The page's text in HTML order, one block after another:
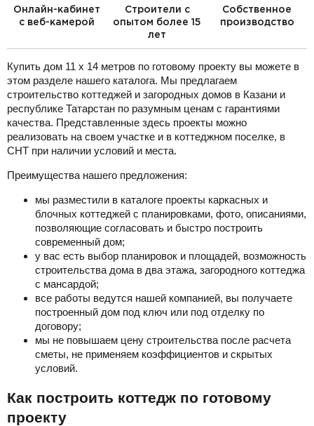
Онлайн-кабинет
с веб-камерой
Строители с
опытом более 15
лет
Собственное
производство
Купить дом 11 х 14 метров по готовому проекту вы можете в
этом разделе нашего каталога. Мы предлагаем
строительство коттеджей и загородных домов в Казани и
республике Татарстан по разумным ценам с гарантиями
качества. Представленные здесь проекты можно
реализовать на своем участке и в коттеджном поселке, в
СНТ при наличии условий и места.
Преимущества нашего предложения:
мы разместили в каталоге проекты каркасных и
блочных коттеджей с планировками, фото, описаниями,
позволяющие согласовать и быстро построить
современный дом;
у вас есть выбор планировок и площадей, возможность
строительства дома в два этажа, загородного коттеджа
с мансардой;
все работы ведутся нашей компанией, вы получаете
построенный дом под ключ или под отделку по
договору;
мы не повышаем цену строительства после расчета
сметы, не применяем коэффициентов и скрытых
условий.
Как построить коттедж по готовому
проекту